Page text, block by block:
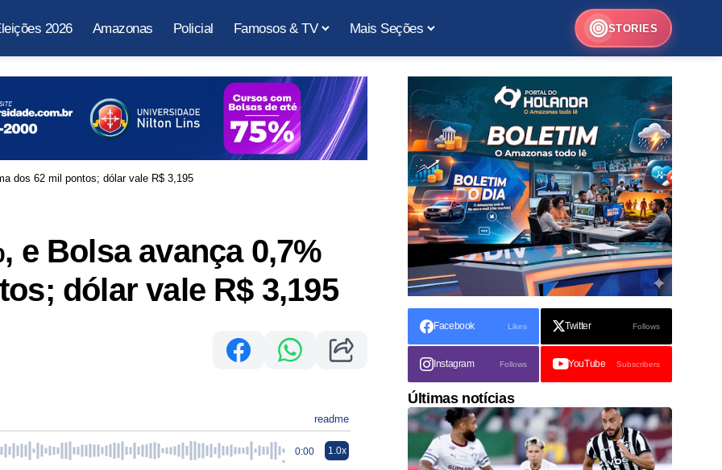
2026 Amazonas Policial Famosos & TV Mais Seções STORIES
dos 62 mil pontos; dólar vale R$ 3,195
e Bolsa avança 0,7%
dólar vale R$ 3,195
readme
0:00 1.0x
Facebook Likes Twitter Follows
Instagram Follows YouTube Subscribers
Últimas notícias